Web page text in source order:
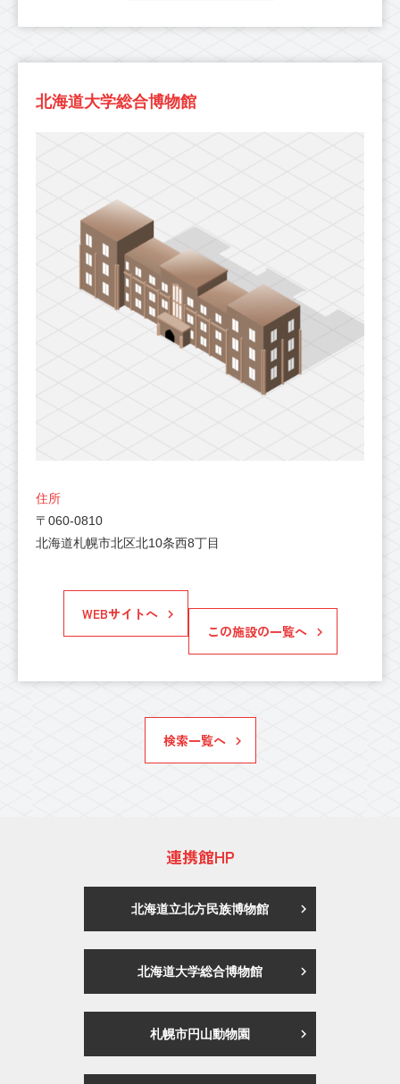
北海道大学総合博物館
住所
〒060-0810
北海道札幌市北区北10条西8丁目
WEBサイトへ
この施設の一覧へ
検索一覧へ
連携館HP
北海道立北方民族博物館
北海道大学総合博物館
札幌市円山動物園